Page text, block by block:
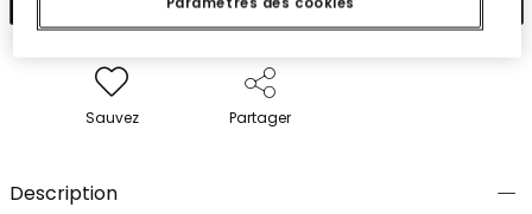
Sauvez Partager
Description